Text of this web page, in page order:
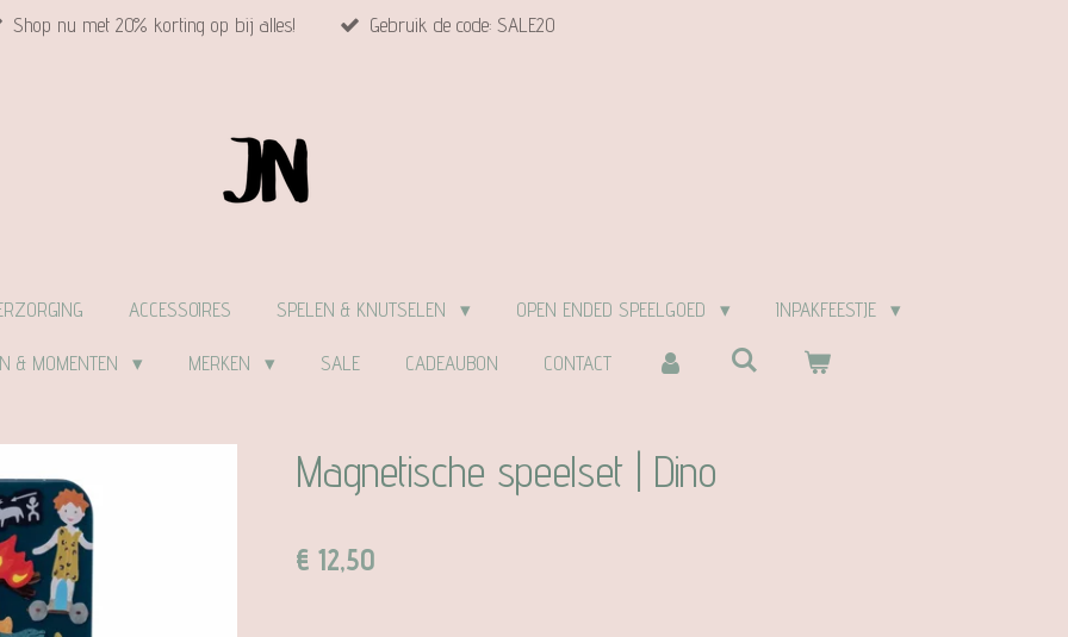
Shop nu met 20% korting op bij alles! Gebruik de code: SALE20
ACCESSOIRES SPELEN & KNUTSELEN OPEN ENDED SPEELGOED INPAKFEESTJE
& MOMENTEN MERKEN SALE CADEAUBON CONTACT
Magnetische speelset | Dino
€ 12,50